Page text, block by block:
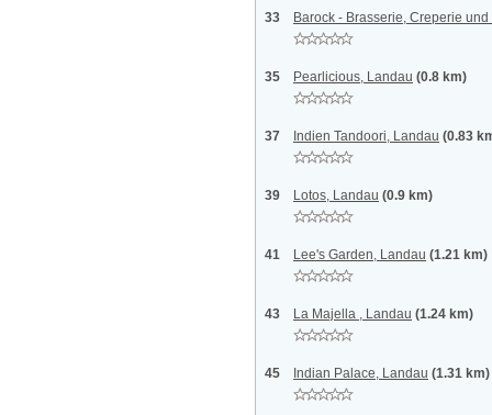
33 Barock - Brasserie, Creperie
35 Pearlicious, Landau (0.8 km)
37 Indien Tandoori, Landau (0.83
39 Lotos, Landau (0.9 km)
41 Lee's Garden, Landau (1.21 km)
43 La Majella , Landau (1.24 km)
45 Indian Palace, Landau (1.31 km)